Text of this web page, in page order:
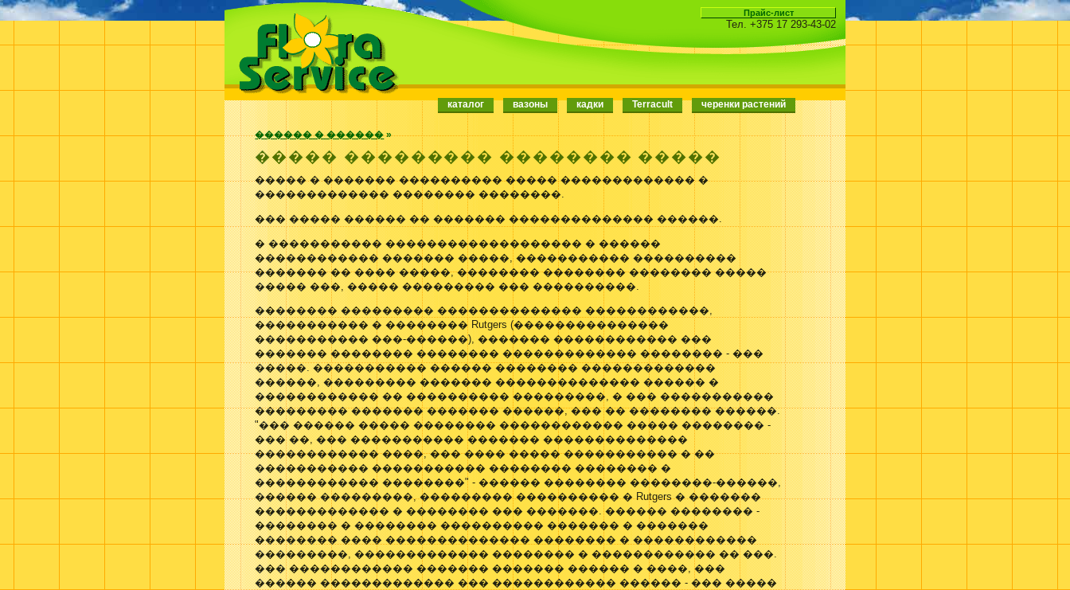
Тел. +375 17 293-43-02
каталог вазоны кадки Terracult черенки растений
������ � ������»
����� ��������� �������� �����
����� � ������� ���������� ����� ������������� �
������������� �������� ��������.
��� ����� ������ �� ������� �������������� ������.
� ����������� ������������������� � ������
������������ ������� �����, ����������� ����������
������� �� ���� �����, �������� �������� �������� �����
����� ���, ����� ��������� ��� ����������.
�������� ��������� �������������� ������������,
����������� � �������� Rutgers (���������������
����������� ���-������), ������� ������������ ���
������� �������� �������� ������������� �������� - ���
�����. ����������� ������ �������� �������������
������, ��������� ������� �������������� ������ �
������������ �� ���������� ���������, � ��� �����������
��������� ������� ������� ������, ��� �� �������� ������.
"��� ������ ����� �������� ������������ ����� �������� -
��� ��, ��� ����������� ������� ��������������
������������ ����, ��� ���� ����� ����������� � ��
����������� ����������� �������� �������� �
������������ ��������" - ������ �������� ��������-������,
������ ���������, ��������� ���������� � Rutgers � �������
������������� � �������� ��� �������. ������ �������� -
�������� � �������� ���������� ������� � �������
�������� ���� �������������� �������� � ������������
���������, ������������� �������� � ������������ �� ���.
��� ������������ ������� ������� ������ � ����, ���
������ ������������� ��� ������������ ������ - ��� �����